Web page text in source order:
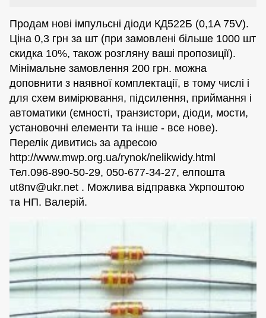
Продам нові імпульсні діоди КД522Б (0,1A 75V).
Ціна 0,3 грн за шт (при замовлені більше 1000 шт
скидка 10%, також розгляну ваші пропозиції).
Мінімальне замовлення 200 грн. можна
доповнити з наявної комплектації, в тому числі і
для схем вимірювання, підсилення, приймання і
автоматики (ємності, транзистори, діоди, мости,
установочні елементи та інше - все нове).
Перелік дивитись за адресою
http://www.mwp.org.ua/rynok/nelikwidy.html
Тел.096-890-50-29, 050-677-34-27, елпошта
ut8nv@ukr.net . Можлива відправка Укрпоштою
та НП. Валерій.